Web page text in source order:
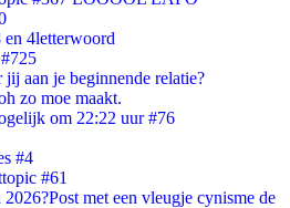
en 4letterwoord
jij aan je beginnende relatie?
zo moe maakt.
om 22:22 uur #76
#4
#61
met een vleugje cynisme de